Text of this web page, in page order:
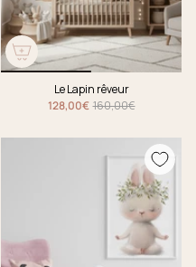
Le Lapin rêveur
128,00€ 160,00€